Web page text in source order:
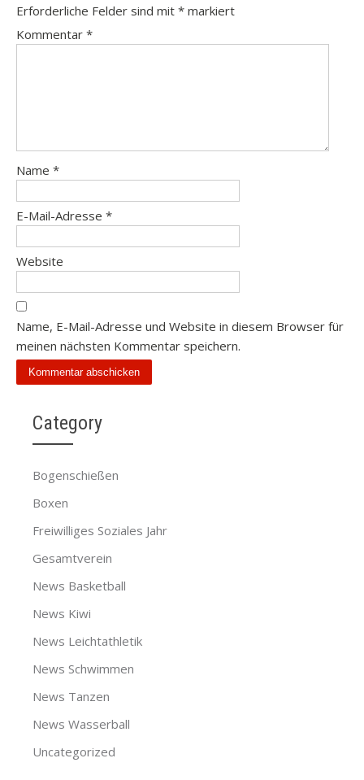
Erforderliche Felder sind mit * markiert
Kommentar *
Name *
E-Mail-Adresse *
Website
Name, E-Mail-Adresse und Website in diesem Browser für
meinen nächsten Kommentar speichern.
Category
Bogenschießen
Boxen
Freiwilliges Soziales Jahr
Gesamtverein
News Basketball
News Kiwi
News Leichtathletik
News Schwimmen
News Tanzen
News Wasserball
Uncategorized